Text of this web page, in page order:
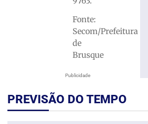
Publicidade
Fonte:
Secom/Prefeitura
de
Brusque
PREVISÃO DO TEMPO